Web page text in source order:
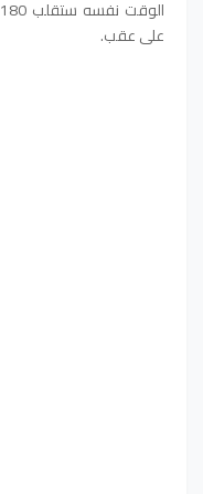
على عقب.